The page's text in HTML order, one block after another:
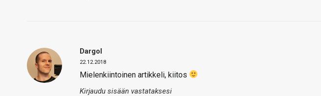
Dargol
22.12.2018
Mielenkiintoinen artikkeli, kiitos
Kirjaudu sisään vastataksesi